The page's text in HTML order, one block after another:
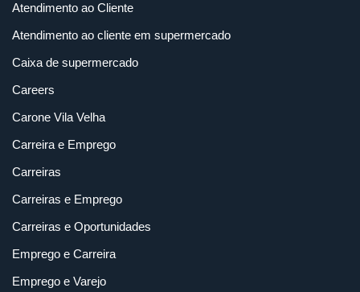
Atendimento ao Cliente
Atendimento ao cliente em supermercado
Caixa de supermercado
Careers
Carone Vila Velha
Carreira e Emprego
Carreiras
Carreiras e Emprego
Carreiras e Oportunidades
Emprego e Carreira
Emprego e Varejo